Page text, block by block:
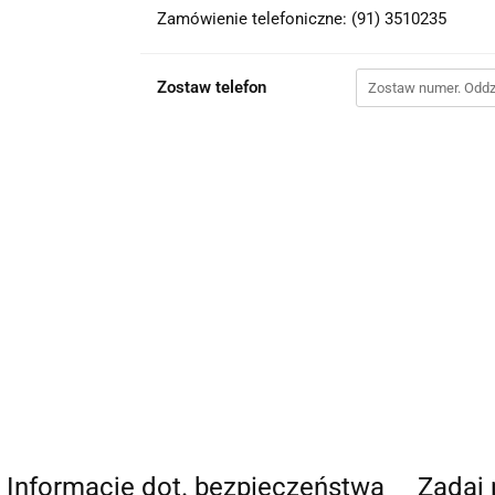
Zamówienie telefoniczne: (91) 3510235
Zostaw telefon
Informacje dot. bezpieczeństwa Zadaj